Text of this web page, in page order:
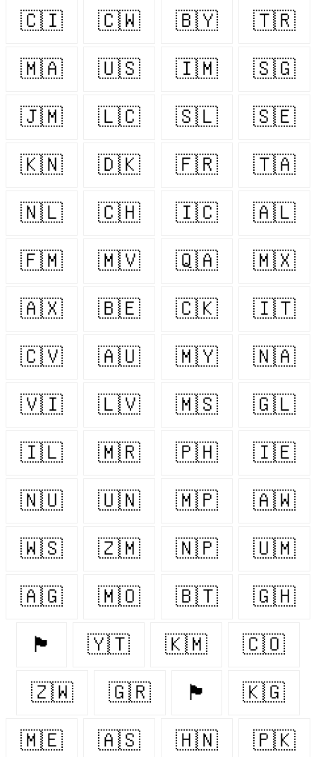
🇨🇮 🇨🇼 🇧🇾 🇹🇷
🇲🇦 🇺🇸 🇮🇲 🇸🇬
🇯🇲 🇱🇨 🇸🇱 🇸🇪
🇰🇳 🇩🇰 🇫🇷 🇹🇦
🇳🇱 🇨🇭 🇮🇨 🇦🇱
🇫🇲 🇲🇻 🇶🇦 🇲🇽
🇦🇽 🇧🇪 🇨🇰 🇮🇹
🇨🇻 🇦🇺 🇲🇾 🇳🇦
🇻🇮 🇱🇻 🇲🇸 🇬🇱
🇮🇱 🇲🇷 🇵🇭 🇮🇪
🇳🇺 🇺🇳 🇲🇵 🇦🇼
🇼🇸 🇿🇲 🇳🇵 🇺🇲
🇦🇬 🇲🇴 🇧🇹 🇬🇭
🏴󠁧󠁢󠁥󠁮󠁧󠁿 🇾🇹 🇰🇲 🇨🇴
🇿🇼 🇬🇷 🏴󠁧󠁢󠁳󠁣󠁴󠁿 🇰🇬
🇲🇪 🇦🇸 🇭🇳 🇵🇰